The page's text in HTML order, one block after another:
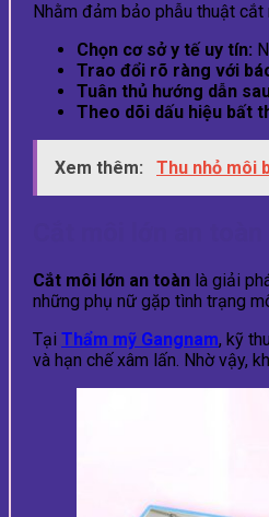
Nhằm đảm bảo phẫu thuật
Chọn cơ sở y tế uy tín:
Trao đổi rõ ràng với
Tuân thủ hướng dẫn
Theo dõi dấu hiệu bất
Xem thêm: Thu nhỏ môi
Cắt môi lớn an toàn là giải
những phụ nữ gặp tình trạng
Tại Thẩm mỹ Gangnam, kỹ
và hạn chế xâm lấn. Nhờ vậy,